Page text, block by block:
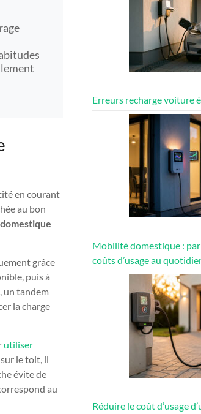
en courant
au bon
grâce
puis à
, un tandem
la charge
utiliser
le toit, il
évite de
au
Erreurs recharge voiture
Mobilité domestique :
coûts d’usage au
Réduire le coût d’usage